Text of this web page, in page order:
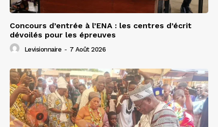
Concours d’entrée à l’ENA : les centres d’écrit
dévoilés pour les épreuves
Levisionnaire - 7 Août 2026